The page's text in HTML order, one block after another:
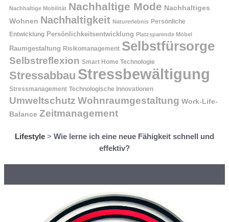
Nachhaltige Mobilität Nachhaltige Mode Nachhaltiges
Wohnen Nachhaltigkeit Naturerlebnis Persönliche
Entwicklung Persönlichkeitsentwicklung Platzsparende Möbel
Raumgestaltung Risikomanagement Selbstfürsorge
Selbstreflexion Smart Home Technologie
Stressabbau Stressbewältigung
Stressmanagement Technologische Innovationen
Umweltschutz Wohnraumgestaltung Work-Life-
Balance Zeitmanagement
Lifestyle > Wie lerne ich eine neue Fähigkeit schnell und
effektiv?